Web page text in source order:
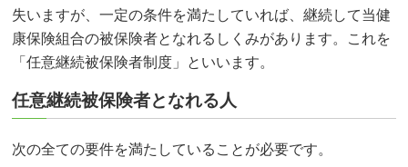
失いますが、一定の条件を満たしていれば、継続して当健
康保険組合の被保険者となれるしくみがあります。これを
「任意継続被保険者制度」といいます。
任意継続被保険者となれる人
次の全ての要件を満たしていることが必要です。